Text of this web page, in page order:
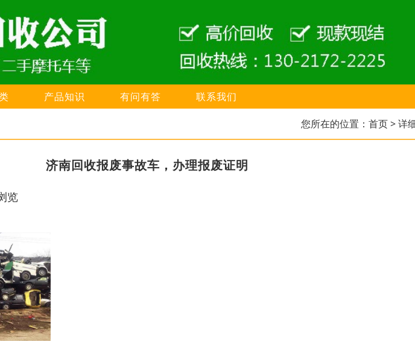
产品知识 有问有答 联系我们
您所在的位置： 首页> 详
济南回收报废事故车，办理报废证明
览